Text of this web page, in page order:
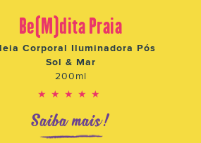
Be(M)dita Praia
Corporal Iluminadora Pós
Sol & Mar
200ml
★★★★★
Saiba mais!